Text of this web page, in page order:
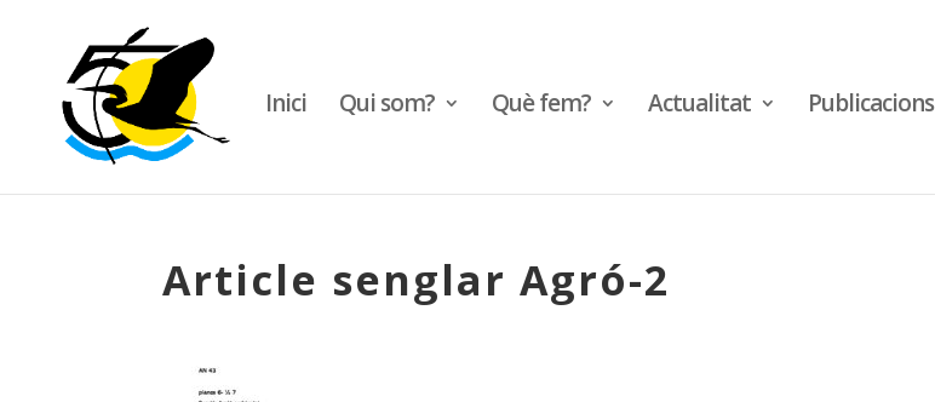
Inici Qui som? Què fem? Actualitat Publicacions
Article senglar Agró-2